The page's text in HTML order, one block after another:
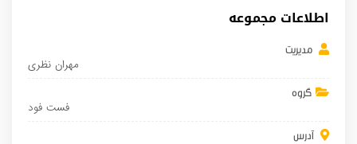
اطلاعات مجموعه
مدیریت
مهران نظری
گروه
فست فود
آدرس